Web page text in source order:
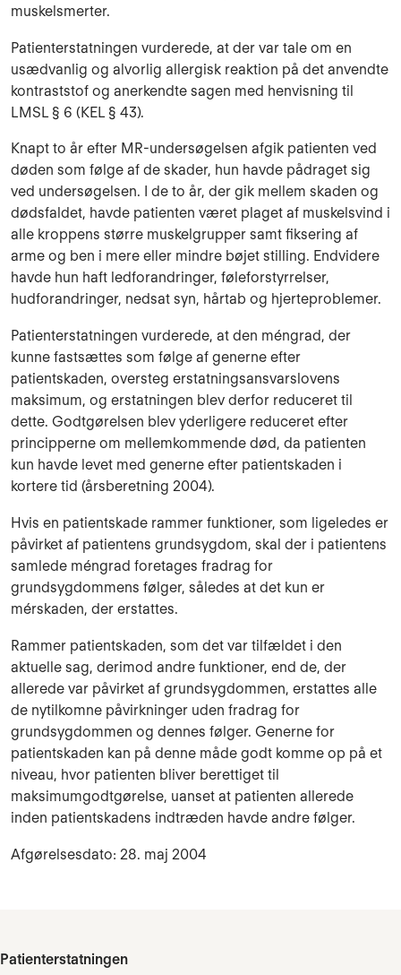
muskelsmerter.
Patienterstatningen vurderede, at der var tale om en
usædvanlig og alvorlig allergisk reaktion på det anvendte
kontraststof og anerkendte sagen med henvisning til
LMSL § 6 (KEL § 43).
Knapt to år efter MR-undersøgelsen afgik patienten ved
døden som følge af de skader, hun havde pådraget sig
ved undersøgelsen. I de to år, der gik mellem skaden og
dødsfaldet, havde patienten været plaget af muskelsvind i
alle kroppens større muskelgrupper samt fiksering af
arme og ben i mere eller mindre bøjet stilling. Endvidere
havde hun haft ledforandringer, føleforstyrrelser,
hudforandringer, nedsat syn, hårtab og hjerteproblemer.
Patienterstatningen vurderede, at den méngrad, der
kunne fastsættes som følge af generne efter
patientskaden, oversteg erstatningsansvarslovens
maksimum, og erstatningen blev derfor reduceret til
dette. Godtgørelsen blev yderligere reduceret efter
principperne om mellemkommende død, da patienten
kun havde levet med generne efter patientskaden i
kortere tid (årsberetning 2004).
Hvis en patientskade rammer funktioner, som ligeledes er
påvirket af patientens grundsygdom, skal der i patientens
samlede méngrad foretages fradrag for
grundsygdommens følger, således at det kun er
mérskaden, der erstattes.
Rammer patientskaden, som det var tilfældet i den
aktuelle sag, derimod andre funktioner, end de, der
allerede var påvirket af grundsygdommen, erstattes alle
de nytilkomne påvirkninger uden fradrag for
grundsygdommen og dennes følger. Generne for
patientskaden kan på denne måde godt komme op på et
niveau, hvor patienten bliver berettiget til
maksimumgodtgørelse, uanset at patienten allerede
inden patientskadens indtræden havde andre følger.
Afgørelsesdato: 28. maj 2004
Patienterstatningen